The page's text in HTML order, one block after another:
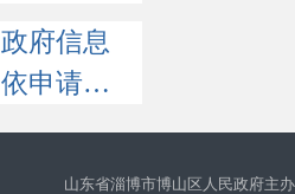
政府信息
依申请公开
山东省淄博市博山区人民政府